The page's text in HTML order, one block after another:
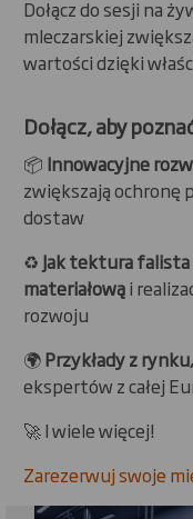
Dołącz do sesji na
mleczarskiej
wartości dzięki
Dołącz, aby
📦 Innowacyjne
zwiększają ochronę
dostaw
♻️ Jak tektura
materiałowąi
rozwoju
🌍Przykłady z rynku,
ekspertów z całej
🚀 I wiele więcej!
Zarezerwuj swoje